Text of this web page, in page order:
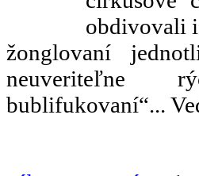
obdivovali
žonglovaní
neuveriteľne
bublifukovaní“...